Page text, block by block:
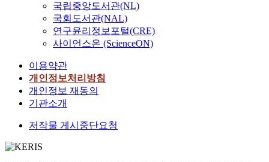
국립중앙도서관(NL)
국회도서관(NAL)
연구윤리정보포털(CRE)
사이언스온 (ScienceON)
이용약관
개인정보처리방침
개인정보 재동의
기관소개
저작물 게시중단요청